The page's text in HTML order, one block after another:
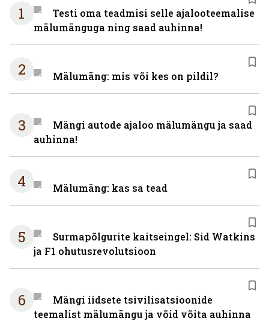
1
Testi oma teadmisi selle ajalooteemalise
mälumänguga ning saad auhinna!
2 Mälumäng: mis või kes on pildil?
3
Mängi autode ajaloo mälumängu ja saad
auhinna!
4 Mälumäng: kas sa tead
5
Surmapõlgurite kaitseingel: Sid Watkins
ja F1 ohutusrevolutsioon
6
Mängi iidsete tsivilisatsioonide
teemalist mälumängu ja võid võita auhinna